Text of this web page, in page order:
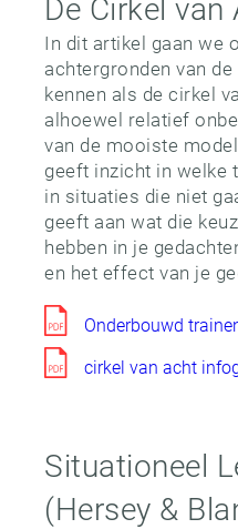
De Cirkel van
In dit artikel gaan we
achtergronden van
kennen als de cirkel
alhoewel relatief
van de mooiste
geeft inzicht in welke
in situaties die niet
geeft aan wat die
hebben in je
en het effect van je
Onderbouwd
cirkel van acht
Situationeel
(Hersey &